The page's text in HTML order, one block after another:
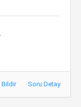
Bildir Soru Detay